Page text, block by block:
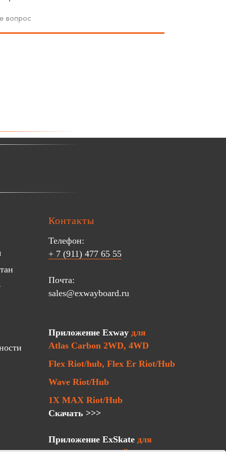
Контакты
Телефон:
+ 7 (911) 477 65 55
Почта:
sales@exwayboard.ru
Приложение Exway для
Atlas Carbon 2WD, 4WD
Flex Riot/hub, Flex Er Riot/Hub
Wave Riot/Hub
1X MAX Riot/Hub
Скачать >>>
Приложение ExSkate для